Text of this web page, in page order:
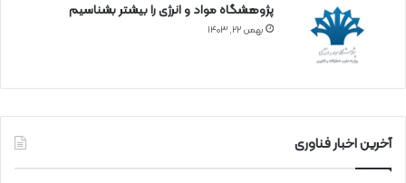
پژوهشگاه مواد و انرژی را بیشتر بشناسیم
بهمن ۲۲, ۱۴۰۳
آخرین اخبار فناوری